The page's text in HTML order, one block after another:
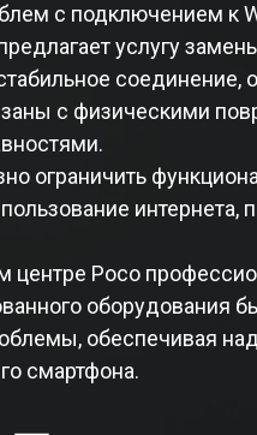
с подключением к
услугу
соединение,
с физическими
ограничить
интернета,
Poco
оборудования
обеспечивая
смартфона.